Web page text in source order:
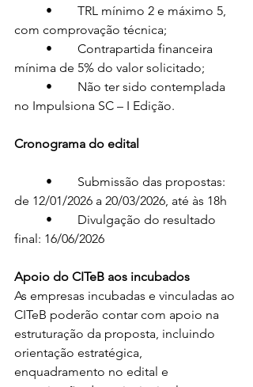
com comprovação técnica;
mínima de 5% do valor solicitado;
no Impulsiona SC – I Edição.
Cronograma do edital
de 12/01/2026 a 20/03/2026, até às 18h
final: 16/06/2026
Apoio do CITeB aos incubados
As empresas incubadas e vinculadas ao
CITeB poderão contar com apoio na
estruturação da proposta, incluindo
orientação estratégica,
enquadramento no edital e